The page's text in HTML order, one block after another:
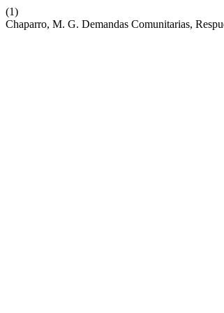
(1)
Chaparro, M. G. Demandas Comunitarias,